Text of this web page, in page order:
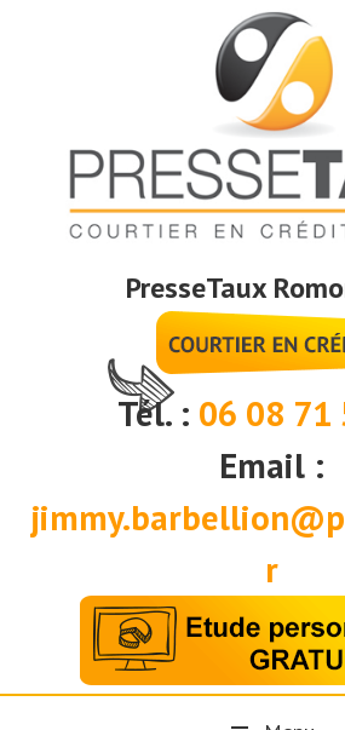
PresseTaux
Tél. : 06 08 71
Email :
r